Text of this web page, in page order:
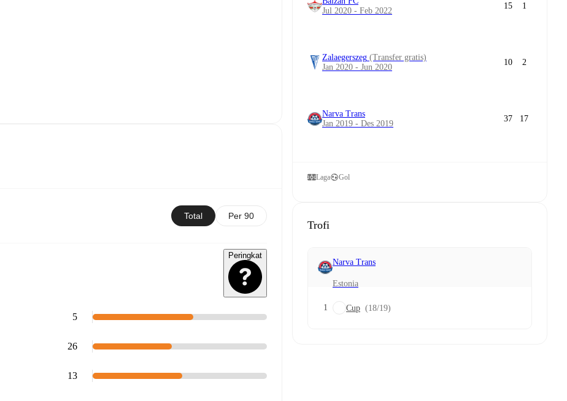
Total Per 90
Peringkat
5
26
13
Jul 2020 - Feb 2022
15 1
Zalaegerszeg (Transfer gratis)
Jan 2020 - Jun 2020
10 2
Narva Trans
Jan 2019 - Des 2019
37 17
Laga Gol
Trofi
Narva Trans
Estonia
1 Cup (18/19)